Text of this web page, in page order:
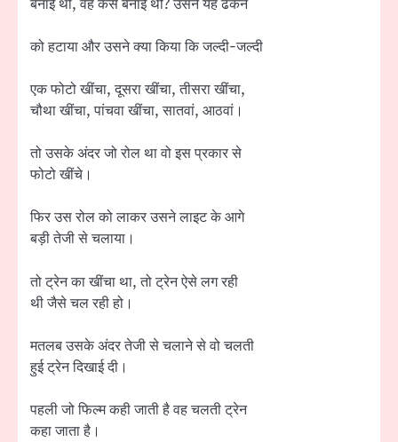
बनाई थी, वह कैसे बनाई थी? उसने यह ढकने
को हटाया और उसने क्या किया कि जल्दी-जल्दी
एक फोटो खींचा, दूसरा खींचा, तीसरा खींचा,
चौथा खींचा, पांचवा खींचा, सातवां, आठवां।
तो उसके अंदर जो रोल था वो इस प्रकार से
फोटो खींचे।
फिर उस रोल को लाकर उसने लाइट के आगे
बड़ी तेजी से चलाया।
तो ट्रेन का खींचा था, तो ट्रेन ऐसे लग रही
थी जैसे चल रही हो।
मतलब उसके अंदर तेजी से चलाने से वो चलती
हुई ट्रेन दिखाई दी।
पहली जो फिल्म कही जाती है वह चलती ट्रेन
कहा जाता है।